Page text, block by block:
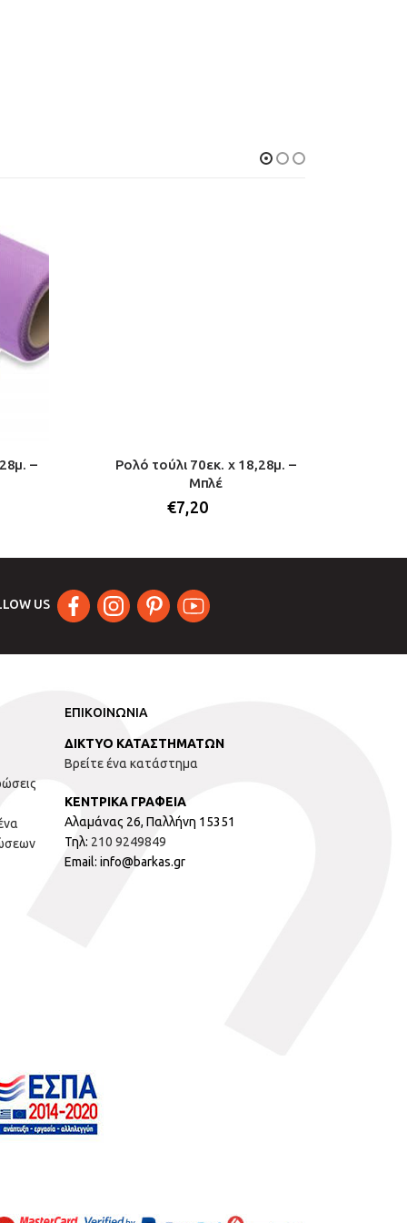
–
Ρολό τούλι 70εκ. x 18,28μ. –
Μπλέ
€7,20
US
ΕΠΙΚΟΙΝΩΝΙΑ
ΔΙΚΤΥΟ ΚΑΤΑΣΤΗΜΑΤΩΝ
Βρείτε ένα κατάστημα
ΚΕΝΤΡΙΚΑ ΓΡΑΦΕΙΑ
Αλαμάνας 26, Παλλήνη 15351
Τηλ: 210 9249849
Email: info@barkas.gr